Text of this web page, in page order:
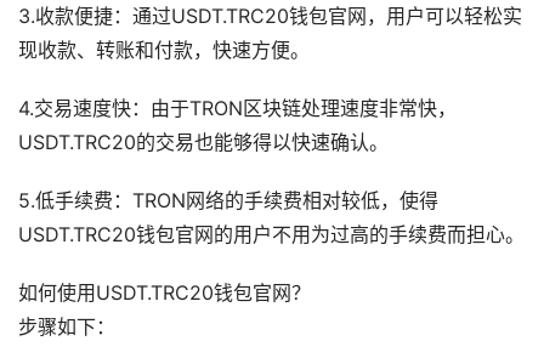
3.收款便捷：通过USDT.TRC20钱包官网，用户可以轻松实
现收款、转账和付款，快速方便。
4.交易速度快：由于TRON区块链处理速度非常快，
USDT.TRC20的交易也能够得以快速确认。
5.低手续费：TRON网络的手续费相对较低，使得
USDT.TRC20钱包官网的用户不用为过高的手续费而担心。
如何使用USDT.TRC20钱包官网？
步骤如下：